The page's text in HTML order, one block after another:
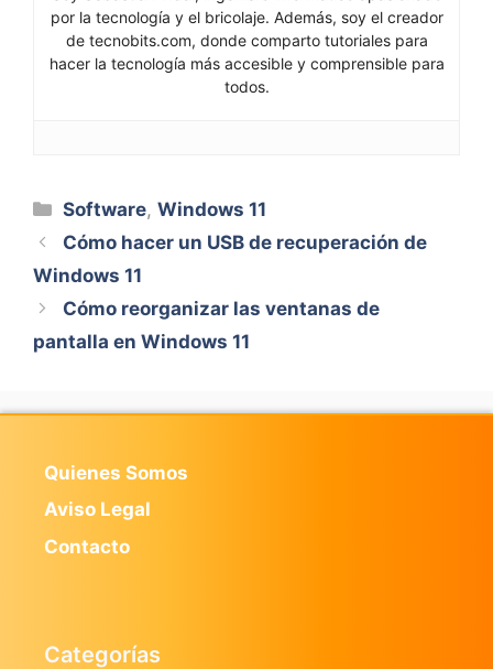
por la tecnología y el bricolaje. Además, soy el creador
de tecnobits.com, donde comparto tutoriales para
hacer la tecnología más accesible y comprensible para
todos.
Categorías
Software,Windows 11
Cómo hacer un USB de recuperación de
Windows 11
Cómo reorganizar las ventanas de
pantalla en Windows 11
Quienes Somos
Aviso Legal
Contacto
Categorías